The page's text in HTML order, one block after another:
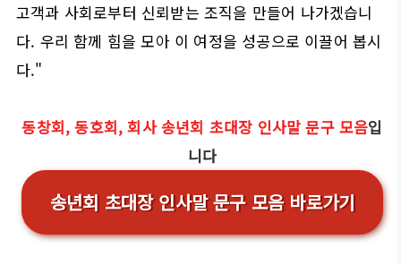
고객과 사회로부터 신뢰받는 조직을 만들어 나가겠습니
다. 우리 함께 힘을 모아 이 여정을 성공으로 이끌어 봅시
다."
동창회, 동호회, 회사 송년회 초대장 인사말 문구 모음입
니다
송년회 초대장 인사말 문구 모음 바로가기